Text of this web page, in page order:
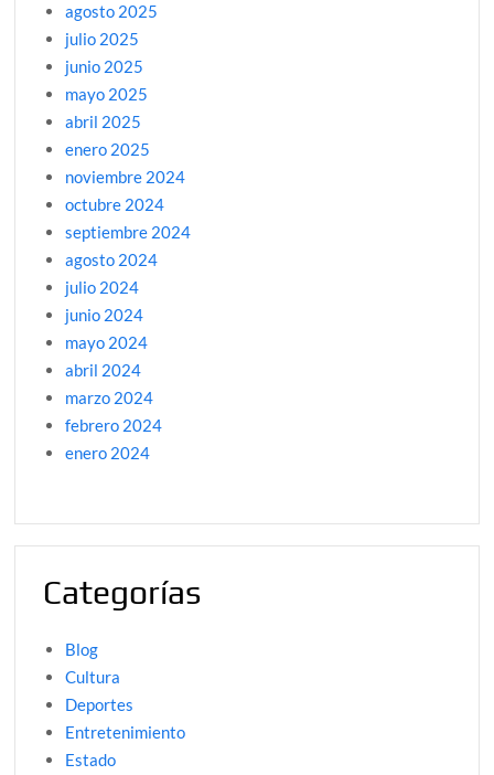
agosto 2025
julio 2025
junio 2025
mayo 2025
abril 2025
enero 2025
noviembre 2024
octubre 2024
septiembre 2024
agosto 2024
julio 2024
junio 2024
mayo 2024
abril 2024
marzo 2024
febrero 2024
enero 2024
Categorías
Blog
Cultura
Deportes
Entretenimiento
Estado